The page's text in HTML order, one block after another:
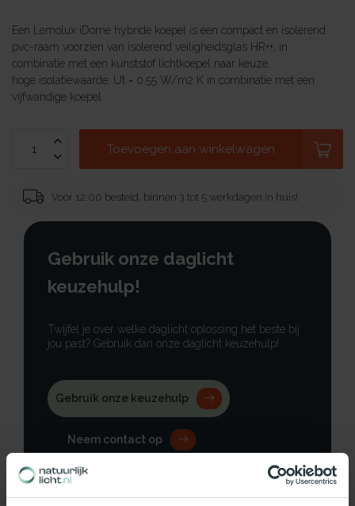
Een Lemolux iDome hybride koepel is een compact en isolerend
pvc-raam voorzien van isolerend veiligheidsglas HR++, in
combinatie met een kunststof lichtkoepel naar keuze.
hoge isolatiewaarde: Ut = 0.55 W/m2 K in combinatie met een
vijfwandige koepel
Toevoegen aan winkelwagen
Voor 12:00 besteld, binnen 3 tot 5 werkdagen in huis!
Gebruik onze daglicht
keuzehulp!
Twijfel je over welke daglicht oplossing het beste bij
jou past? Gebruik dan onze daglicht keuzehulp!
Gebruik onze keuzehulp
Neem contact op